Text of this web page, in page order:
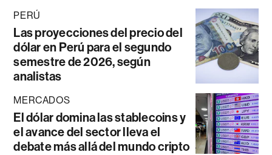
PERÚ
Las proyecciones del precio del
dólar en Perú para el segundo
semestre de 2026, según
analistas
MERCADOS
El dólar domina las stablecoins y
el avance del sector lleva el
debate más allá del mundo cripto